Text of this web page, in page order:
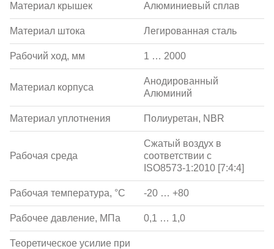
Материал крышек Алюминиевый сплав
Материал штока Легированная сталь
Рабочий ход, мм 1 … 2000
Материал корпуса
Анодированный
Алюминий
Материал уплотнения Полиуретан, NBR
Рабочая среда
Сжатый воздух в
соответствии с
ISO8573-1:2010 [7:4:4]
Рабочая температура, °С -20 … +80
Рабочее давление, МПа 0,1 … 1,0
Теоретическое усилие при